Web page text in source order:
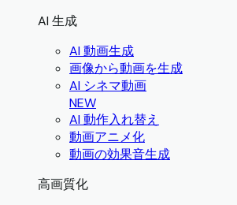
AI 生成
AI 動画生成
画像から動画を生成
AI シネマ動画
NEW
AI 動作入れ替え
動画アニメ化
動画の効果音生成
高画質化